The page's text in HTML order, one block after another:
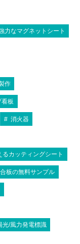
力なマグネットシート
作
板
消火器
るカッティングシート
板の無料サンプル
光/風力発電標識